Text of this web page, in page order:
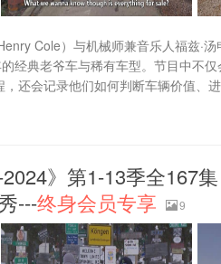
Cole）与机械师兼音乐人福兹·
典老爷车与稀有车型。节目中不仅
还会记录他们如何判断车辆价值、
》第1-13季全167
---终身会员专享 9